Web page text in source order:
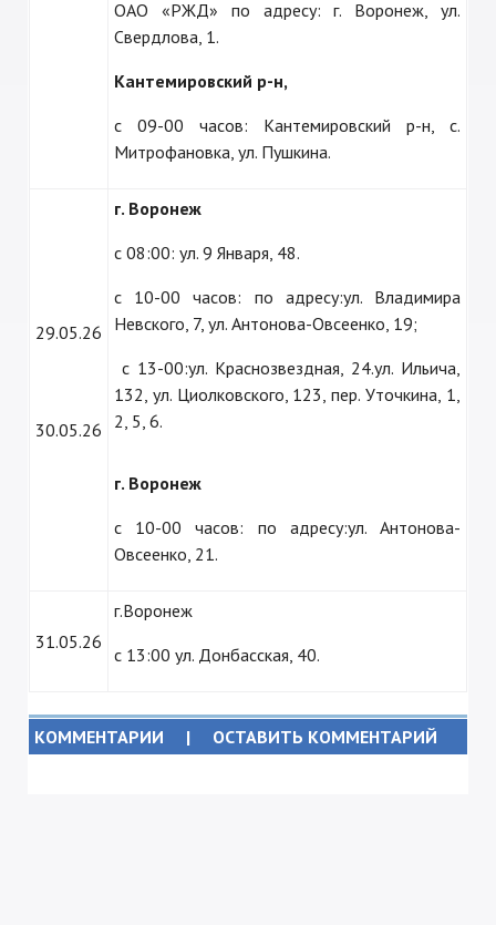
ОАО «РЖД» по адресу: г. Воронеж, ул.
Свердлова, 1.
Кантемировский р-н,
с 09-00 часов: Кантемировский р-н, с.
Митрофановка, ул. Пушкина.
29.05.26
30.05.26
г. Воронеж
с 08:00: ул. 9 Января, 48.
с 10-00 часов: по адресу:ул. Владимира
Невского, 7, ул. Антонова-Овсеенко, 19;
с 13-00:ул. Краснозвездная, 24.ул. Ильича,
132, ул. Циолковского, 123, пер. Уточкина, 1,
2, 5, 6.
г. Воронеж
с 10-00 часов: по адресу:ул. Антонова-
Овсеенко, 21.
31.05.26
г.Воронеж
с 13:00 ул. Донбасская, 40.
КОММЕНТАРИИ | ОСТАВИТЬ КОММЕНТАРИЙ